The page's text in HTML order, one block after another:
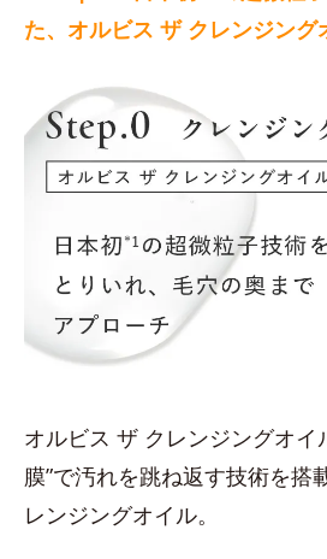
た、オルビス ザ クレンジング
オルビス ザ クレンジングオイ
膜”で汚れを跳ね返す技術を搭
レンジングオイル。